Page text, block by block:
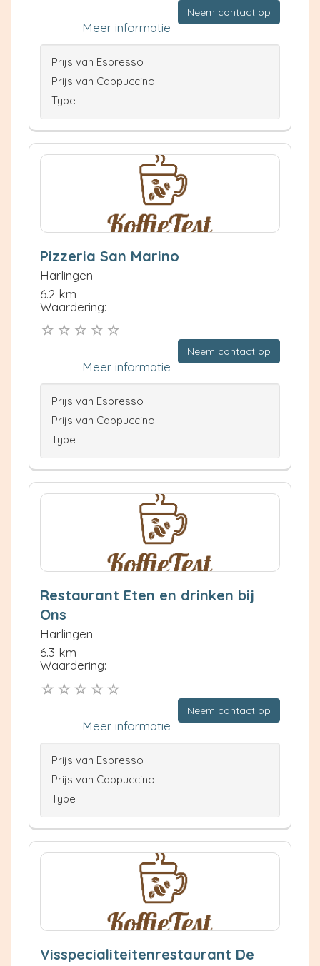
Neem contact op
Meer informatie
Prijs van Espresso
Prijs van Cappuccino
Type
Pizzeria San Marino
Harlingen
6.2 km
Waardering:
Neem contact op
Meer informatie
Prijs van Espresso
Prijs van Cappuccino
Type
Restaurant Eten en drinken bij
Ons
Harlingen
6.3 km
Waardering:
Neem contact op
Meer informatie
Prijs van Espresso
Prijs van Cappuccino
Type
Visspecialiteitenrestaurant De